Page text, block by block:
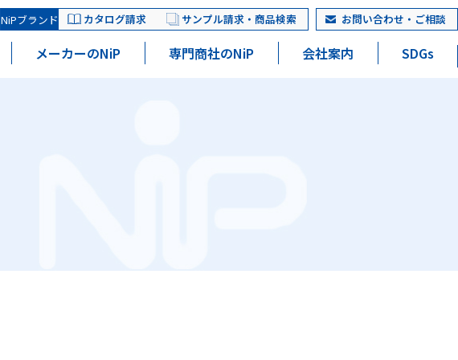
NiPブランド カタログ請求 サンプル請求・商品検索 お問い合わせ・ご相談
メーカーのNiP 専門商社のNiP 会社案内 SDGs